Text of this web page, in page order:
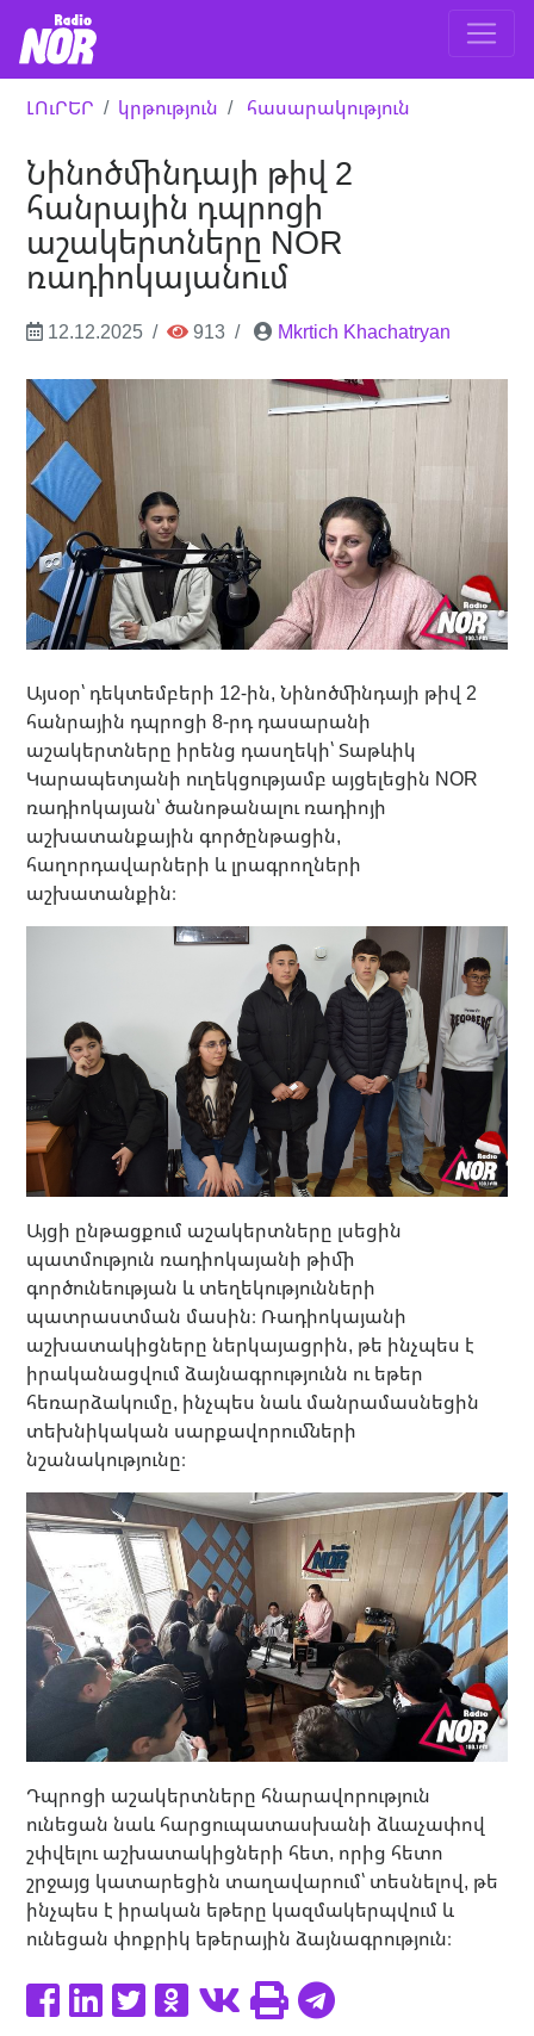
ԼՈւՐԵՐ կրթություն հասարակություն
Նինոծմինդայի թիվ 2
հանրային դպրոցի
աշակերտները NOR
ռադիոկայանում
12.12.2025 913 Mkrtich Khachatryan
Այսօր՝ դեկտեմբերի 12-ին, Նինոծմինդայի թիվ 2
հանրային դպրոցի 8-րդ դասարանի
աշակերտները իրենց դասղեկի՝ Տաթևիկ
Կարապետյանի ուղեկցությամբ այցելեցին NOR
ռադիոկայան՝ ծանոթանալու ռադիոյի
աշխատանքային գործընթացին,
հաղորդավարների և լրագրողների
աշխատանքին։
Այցի ընթացքում աշակերտները լսեցին
պատմություն ռադիոկայանի թիմի
գործունեության և տեղեկությունների
պատրաստման մասին։ Ռադիոկայանի
աշխատակիցները ներկայացրին, թե ինչպես է
իրականացվում ձայնագրությունն ու եթեր
հեռարձակումը, ինչպես նաև մանրամասնեցին
տեխնիկական սարքավորումների
նշանակությունը։
Դպրոցի աշակերտները հնարավորություն
ունեցան նաև հարցուպատասխանի ձևաչափով
շփվելու աշխատակիցների հետ, որից հետո
շրջայց կատարեցին տաղավարում՝ տեսնելով, թե
ինչպես է իրական եթերը կազմակերպվում և
ունեցան փոքրիկ եթերային ձայնագրություն։